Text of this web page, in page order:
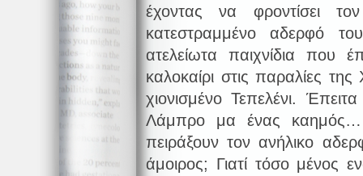
έχοντας να φροντίσει
κατεστραμμένο αδερφό
ατελείωτα παιχνίδια που
καλοκαίρι στις παραλίες
χιονισμένο Τεπελένι.
Λάμπρο μα ένας καημός…
πειράξουν τον ανήλικο
άμοιρος; Γιατί τόσο μένος